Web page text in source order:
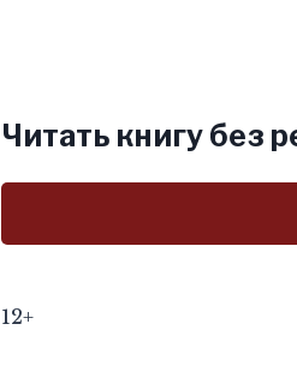
Читать книгу без
12+